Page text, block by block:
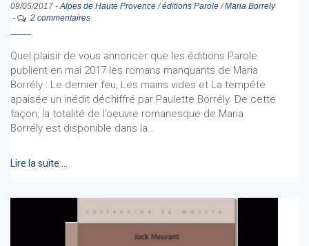
09/05/2017 - Alpes de Haute Provence /éditions Parole /Maria Borrely
-
2 commentaires
Quel plaisir de vous annoncer que les éditions Parole
publient en mai 2017 les romans manquants de Maria
Borrély : Le dernier feu, Les mains vides et La tempête
apaisée un inédit déchiffré par Paulette Borrély. De cette
façon, la totalité de l’oeuvre romanesque de Maria
Borrély est disponible dans la…
Lire la suite …